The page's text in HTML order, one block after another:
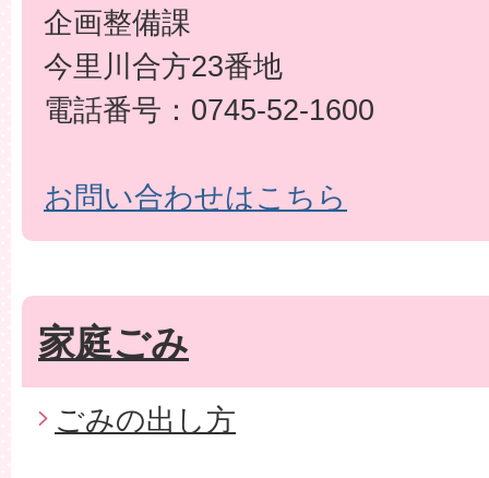
企画整備課
今里川合方23番地
電話番号：0745-52-1600
お問い合わせはこちら
家庭ごみ
ごみの出し方